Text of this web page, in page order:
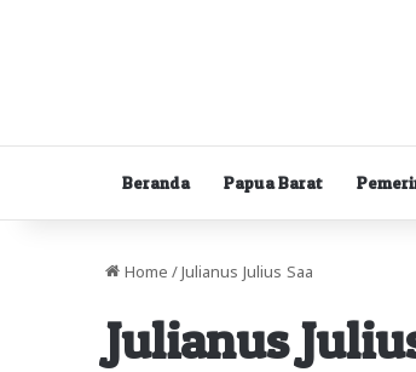
Beranda Papua Barat
Home / Julianus Julius Saa
Julianus